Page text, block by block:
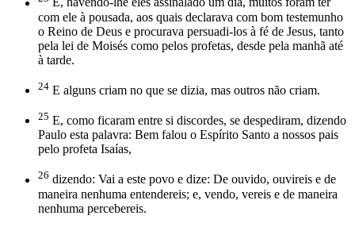
com ele à pousada, aos quais declarava com bom testemunho
o Reino de Deus e procurava persuadi-los à fé de Jesus, tanto
pela lei de Moisés como pelos profetas, desde pela manhã até
à tarde.
24 E alguns criam no que se dizia, mas outros não criam.
25 E, como ficaram entre si discordes, se despediram, dizendo
Paulo esta palavra: Bem falou o Espírito Santo a nossos pais
pelo profeta Isaías,
26 dizendo: Vai a este povo e dize: De ouvido, ouvireis e de
maneira nenhuma entendereis; e, vendo, vereis e de maneira
nenhuma percebereis.